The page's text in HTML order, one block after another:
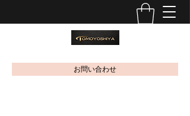
お問い合わせ